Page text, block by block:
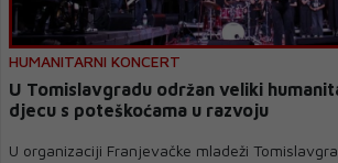
HUMANITARNI KONCERT
U Tomislavgradu održan veliki
djecu s poteškoćama u razvoju
U organizaciji Franjevačke mladeži